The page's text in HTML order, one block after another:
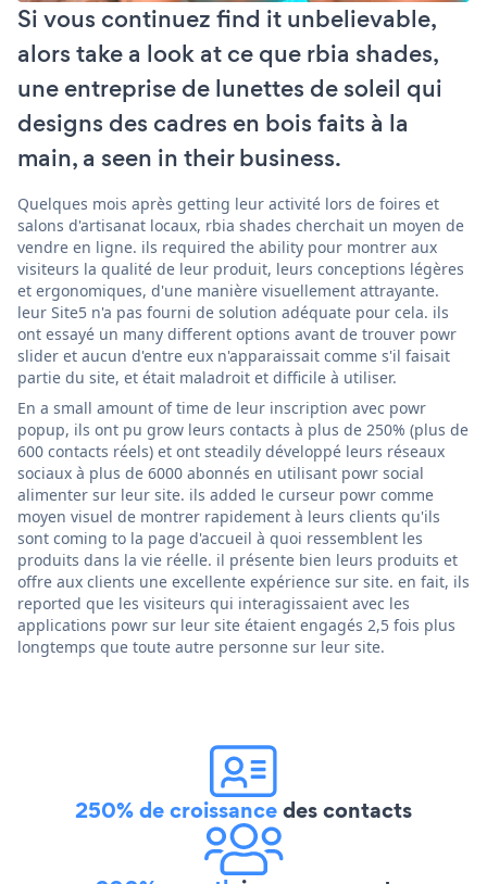
Si vous continuez find it unbelievable,
alors take a look at ce que rbia shades,
une entreprise de lunettes de soleil qui
designs des cadres en bois faits à la
main, a seen in their business.
Quelques mois après getting leur activité lors de foires et
salons d'artisanat locaux, rbia shades cherchait un moyen de
vendre en ligne. ils required the ability pour montrer aux
visiteurs la qualité de leur produit, leurs conceptions légères
et ergonomiques, d'une manière visuellement attrayante.
leur Site5 n'a pas fourni de solution adéquate pour cela. ils
ont essayé un many different options avant de trouver powr
slider et aucun d'entre eux n'apparaissait comme s'il faisait
partie du site, et était maladroit et difficile à utiliser.
En a small amount of time de leur inscription avec powr
popup, ils ont pu grow leurs contacts à plus de 250% (plus de
600 contacts réels) et ont steadily développé leurs réseaux
sociaux à plus de 6000 abonnés en utilisant powr social
alimenter sur leur site. ils added le curseur powr comme
moyen visuel de montrer rapidement à leurs clients qu'ils
sont coming to la page d'accueil à quoi ressemblent les
produits dans la vie réelle. il présente bien leurs produits et
offre aux clients une excellente expérience sur site. en fait, ils
reported que les visiteurs qui interagissaient avec les
applications powr sur leur site étaient engagés 2,5 fois plus
longtemps que toute autre personne sur leur site.
250% de croissancedes contacts